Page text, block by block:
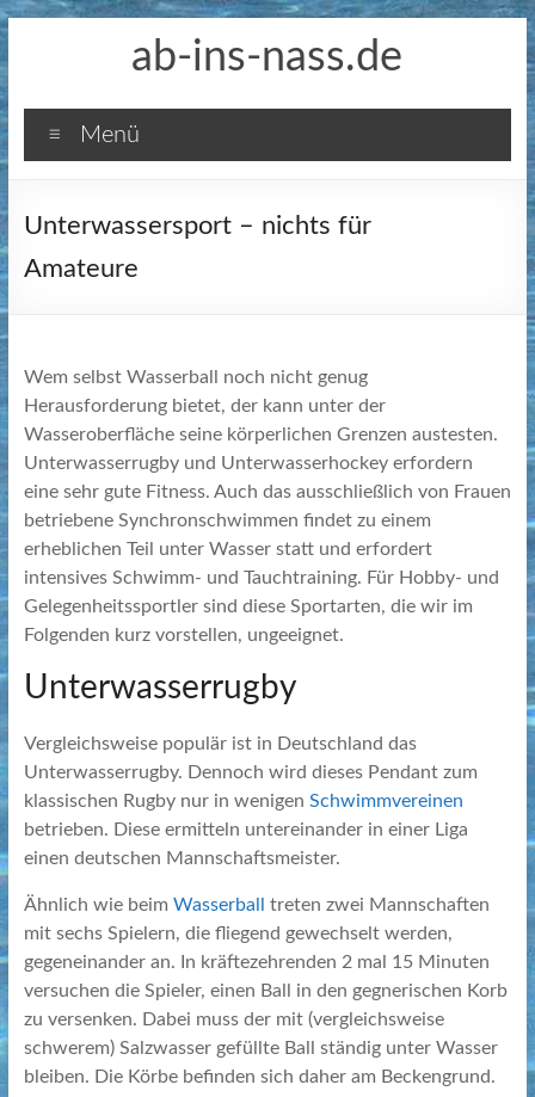
Zum
ab-ins-nass.de
Menü
Unterwassersport – nichts für
Amateure
Wem selbst Wasserball noch nicht genug
Herausforderung bietet, der kann unter der
Wasseroberfläche seine körperlichen Grenzen austesten.
Unterwasserrugby und Unterwasserhockey erfordern
eine sehr gute Fitness. Auch das ausschließlich von Frauen
betriebene Synchronschwimmen findet zu einem
erheblichen Teil unter Wasser statt und erfordert
intensives Schwimm- und Tauchtraining. Für Hobby- und
Gelegenheitssportler sind diese Sportarten, die wir im
Folgenden kurz vorstellen, ungeeignet.
Unterwasserrugby
Vergleichsweise populär ist in Deutschland das
Unterwasserrugby. Dennoch wird dieses Pendant zum
klassischen Rugby nur in wenigen Schwimmvereinen
betrieben. Diese ermitteln untereinander in einer Liga
einen deutschen Mannschaftsmeister.
Ähnlich wie beim Wasserball
treten zwei Mannschaften
mit sechs Spielern, die fliegend gewechselt werden,
gegeneinander an. In kräftezehrenden 2 mal 15 Minuten
versuchen die Spieler, einen Ball in den gegnerischen Korb
zu versenken. Dabei muss der mit (vergleichsweise
schwerem) Salzwasser gefüllte Ball ständig unter Wasser
bleiben. Die Körbe befinden sich daher am Beckengrund.